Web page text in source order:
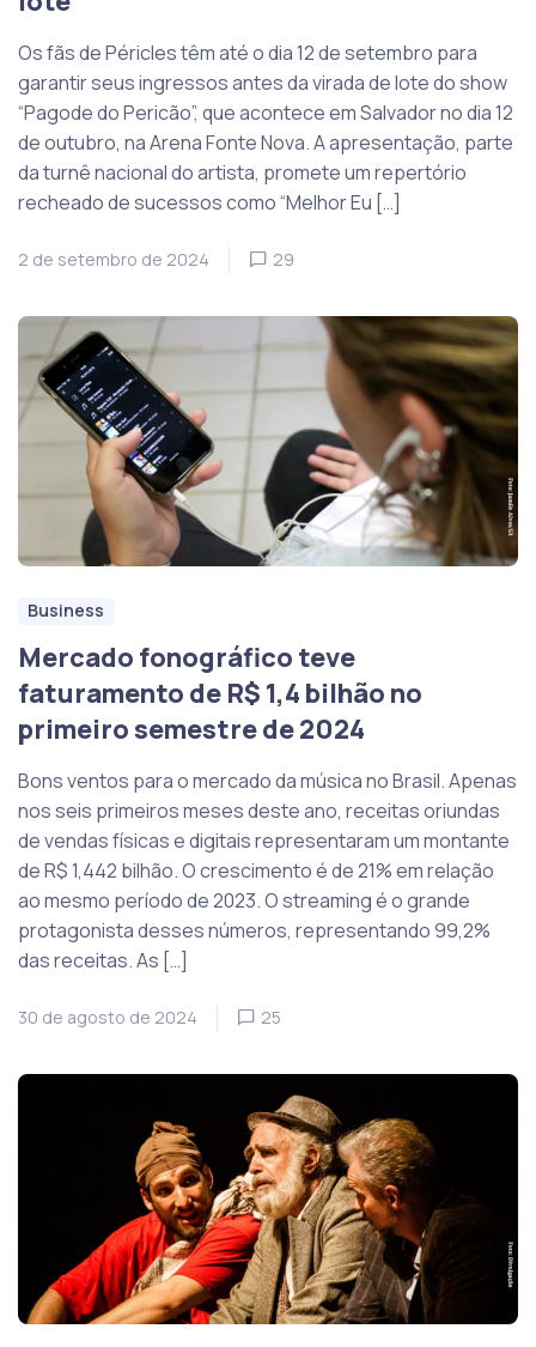
Os fãs de Péricles têm até o dia 12 de setembro para
garantir seus ingressos antes da virada de lote do show
“Pagode do Pericão”, que acontece em Salvador no dia 12
de outubro, na Arena Fonte Nova. A apresentação, parte
da turnê nacional do artista, promete um repertório
recheado de sucessos como “Melhor Eu […]
2 de setembro de 2024 29
Business
Mercado fonográfico teve
faturamento de R$ 1,4 bilhão no
primeiro semestre de 2024
Bons ventos para o mercado da música no Brasil. Apenas
nos seis primeiros meses deste ano, receitas oriundas
de vendas físicas e digitais representaram um montante
de R$ 1,442 bilhão. O crescimento é de 21% em relação
ao mesmo período de 2023. O streaming é o grande
protagonista desses números, representando 99,2%
das receitas. As […]
30 de agosto de 2024 25